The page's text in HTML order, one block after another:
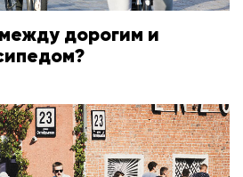
дорогим и